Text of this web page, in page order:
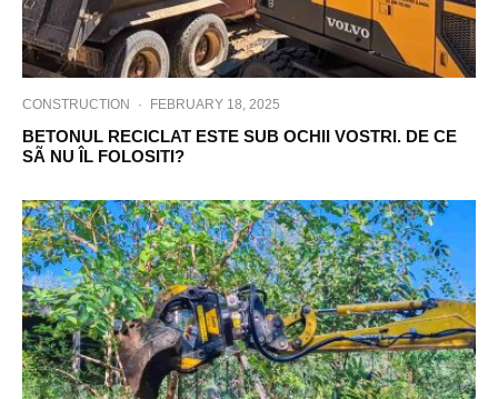
CONSTRUCTION · FEBRUARY 18, 2025
BETONUL RECICLAT ESTE SUB OCHII VOSTRI. DE CE
SÃ NU ÎL FOLOSITI?